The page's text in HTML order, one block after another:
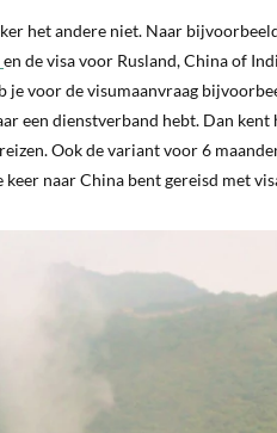
het andere niet. Naar
en de visa voor Rusland, China of
je voor de visumaanvraag
een dienstverband hebt. Dan
Ook de variant voor 6
naar China bent gereisd met